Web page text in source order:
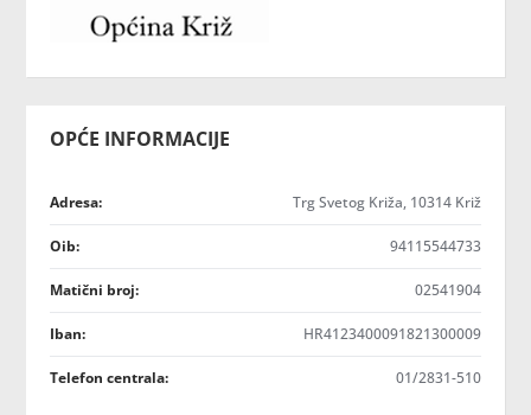
OPĆE INFORMACIJE
Adresa: Trg Svetog Križa, 10314 Križ
Oib: 94115544733
Matični broj: 02541904
Iban: HR4123400091821300009
Telefon centrala: 01/2831-510